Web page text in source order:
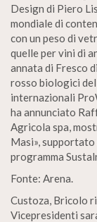
Design di Piero
mondiale di
con un peso di
quelle per vini di
annata di Fresco
rosso biologici
internazionali
ha annunciato
Agricola spa,
Masi»,
programma
Fonte: Arena.
Custoza, Bricolo
Vicepresidenti